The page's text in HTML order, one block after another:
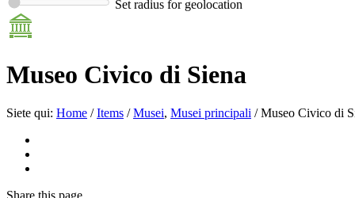
Set radius for geolocation
Museo Civico di Siena
Siete qui: Home / Items / Musei, Musei principali / Museo Civico di